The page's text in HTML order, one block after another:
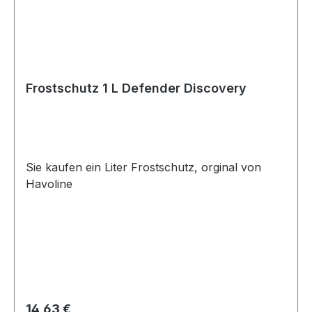
Frostschutz 1 L Defender Discovery
Sie kaufen ein Liter Frostschutz, orginal von
Havoline
Regulärer Preis:
14,63 €